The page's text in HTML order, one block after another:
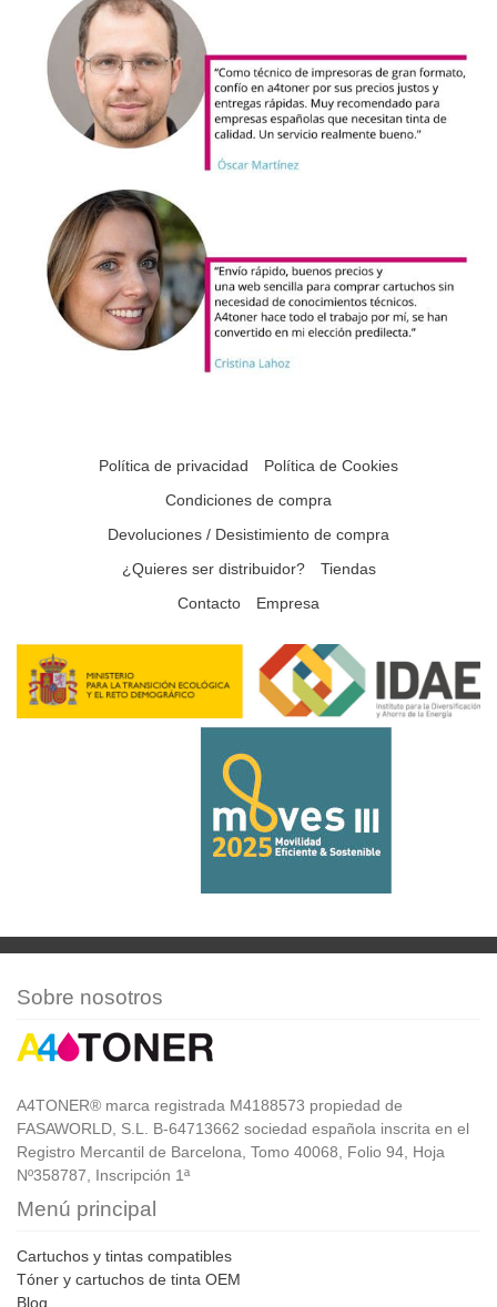
Política de privacidad
Política de Cookies
Condiciones de compra
Devoluciones / Desistimiento de compra
¿Quieres ser distribuidor?
Tiendas
Contacto
Empresa
Sobre nosotros
A4TONER® marca registrada M4188573 propiedad de
FASAWORLD, S.L. B-64713662 sociedad española inscrita en el
Registro Mercantil de Barcelona, Tomo 40068, Folio 94, Hoja
Nº358787, Inscripción 1ª
Menú principal
Cartuchos y tintas compatibles
Tóner y cartuchos de tinta OEM
Blog